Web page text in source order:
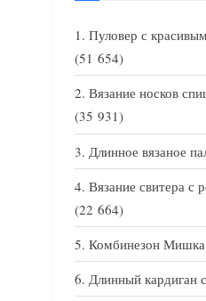
Пуловер с
(51 654)
Вязание носков
(35 931)
Длинное вязаное
Вязание свитера с
(22 664)
Комбинезон Мишка
Длинный кардиган